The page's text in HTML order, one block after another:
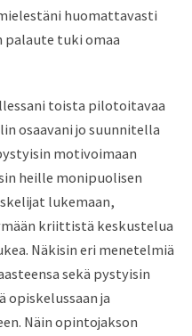
huomattavasti
palaute tuki omaa
toista pilotoitavaa
osaavani jo suunnitella
motivoimaan
heille monipuolisen
lukemaan,
kriittistä keskustelua
Näkisin eri menetelmiä
sekä pystyisin
opiskelussaan ja
Näin opintojakson